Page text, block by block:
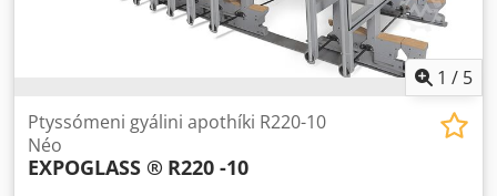
πέτρας, επίπλων και διαφημίσεων, οι οποίες ενδιαφέρονται για
την αποτελεσματική χρήση του χώρου τους.
1 / 5
Ptyssómeni gyálini apothíki R220-10
Néo
EXPOGLASS ® R220 -10